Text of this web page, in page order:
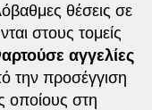
θέσεις σε
στους τομείς
αγγελίες
την προσέγγιση
οποίους στη